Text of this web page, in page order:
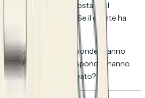
ha letto là proposta. Se il
là lettera di offerta. Se il cliente ha
ricevute è pixel — risponde "hanno
documenti risponde "hanno
hanno sottolineato?"